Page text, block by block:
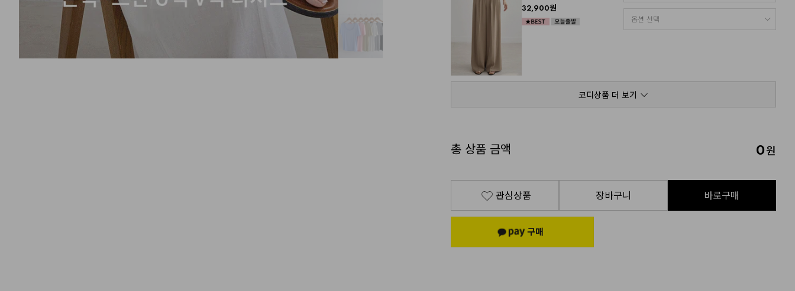
32,900원
코디상품 더 보기
총 상품 금액 0원
관심상품 장바구니 바로구매